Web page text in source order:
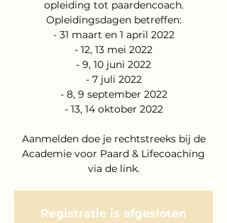
opleiding tot paardencoach.
Opleidingsdagen betreffen:
- 31 maart en 1 april 2022
- 12, 13 mei 2022
- 9, 10 juni 2022
- 7 juli 2022
- 8, 9 september 2022
- 13, 14 oktober 2022
Aanmelden doe je rechtstreeks bij de
Academie voor Paard & Lifecoaching
via de link.
Registratie is afgesloten